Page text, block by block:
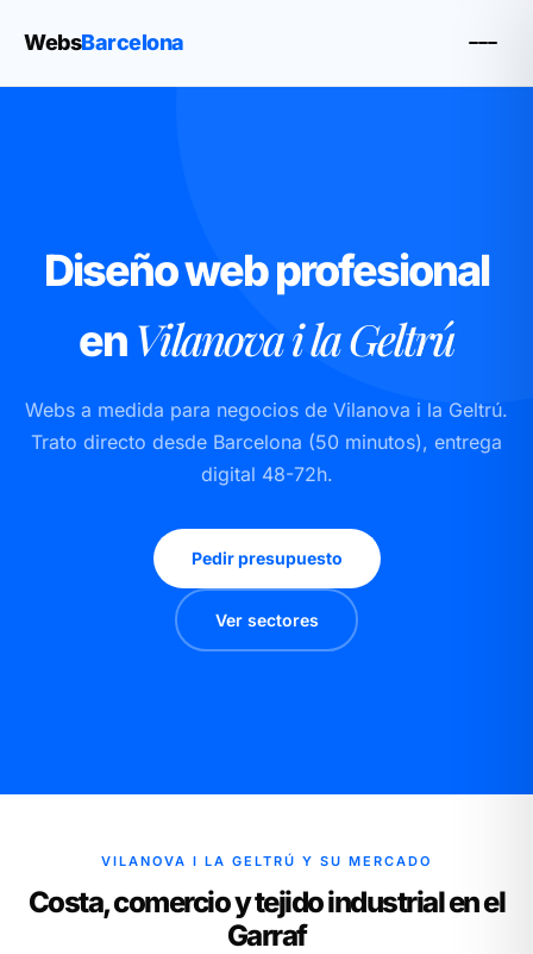
WebsBarcelona
Diseño web profesional
en Vilanova i la Geltrú
Webs a medida para negocios de Vilanova i la Geltrú.
Trato directo desde Barcelona (50 minutos), entrega
digital 48-72h.
Pedir presupuesto
Ver sectores
VILANOVA I LA GELTRÚ Y SU MERCADO
Costa, comercio y tejido industrial en el
Garraf